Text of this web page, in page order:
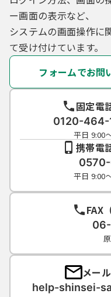
ー画面の表示など、
システムの画面操作に
て受け付けています。
フォームでお問
固定電
0120-464-
平日 9:00
携帯電
平日 9:00
FAX
メー
help-shinsei-